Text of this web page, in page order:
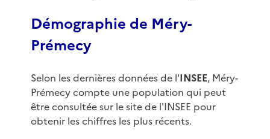
Démographie de Méry-
Prémecy
Selon les dernières données de l'INSEE, Méry-
Prémecy compte une population qui peut
être consultée sur le site de l'INSEE pour
obtenir les chiffres les plus récents.